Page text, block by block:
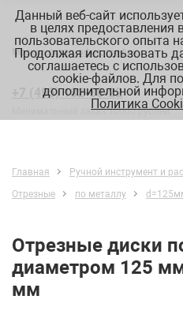
Москва:склад, офис, график
+7 (495) 182-88-22
Минимальный заказ 10000 рублей
Главная Ручной инструмент и
Отрезные
по металлу
Отрезные диски
диаметром 125
мм
Данный веб-сайт
в целях предоставления
пользовательского опыта
Продолжая использовать
соглашаетесь с
cookie-файлов. Для
дополнительной
Политика